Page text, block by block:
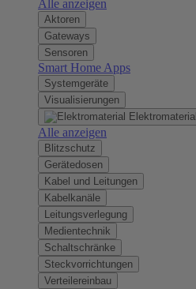
Alle anzeigen
Aktoren
Gateways
Sensoren
Smart Home Apps
Systemgeräte
Visualisierungen
Elektromaterial
Alle anzeigen
Blitzschutz
Gerätedosen
Kabel und Leitungen
Kabelkanäle
Leitungsverlegung
Medientechnik
Schaltschränke
Steckvorrichtungen
Verteilereinbau